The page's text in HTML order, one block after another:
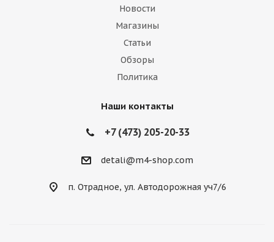
Новости
Магазины
Статьи
Обзоры
Политика
Наши контакты
+7 (473) 205-20-33
detali@m4-shop.com
п. Отрадное, ул. Автодорожная уч7/6